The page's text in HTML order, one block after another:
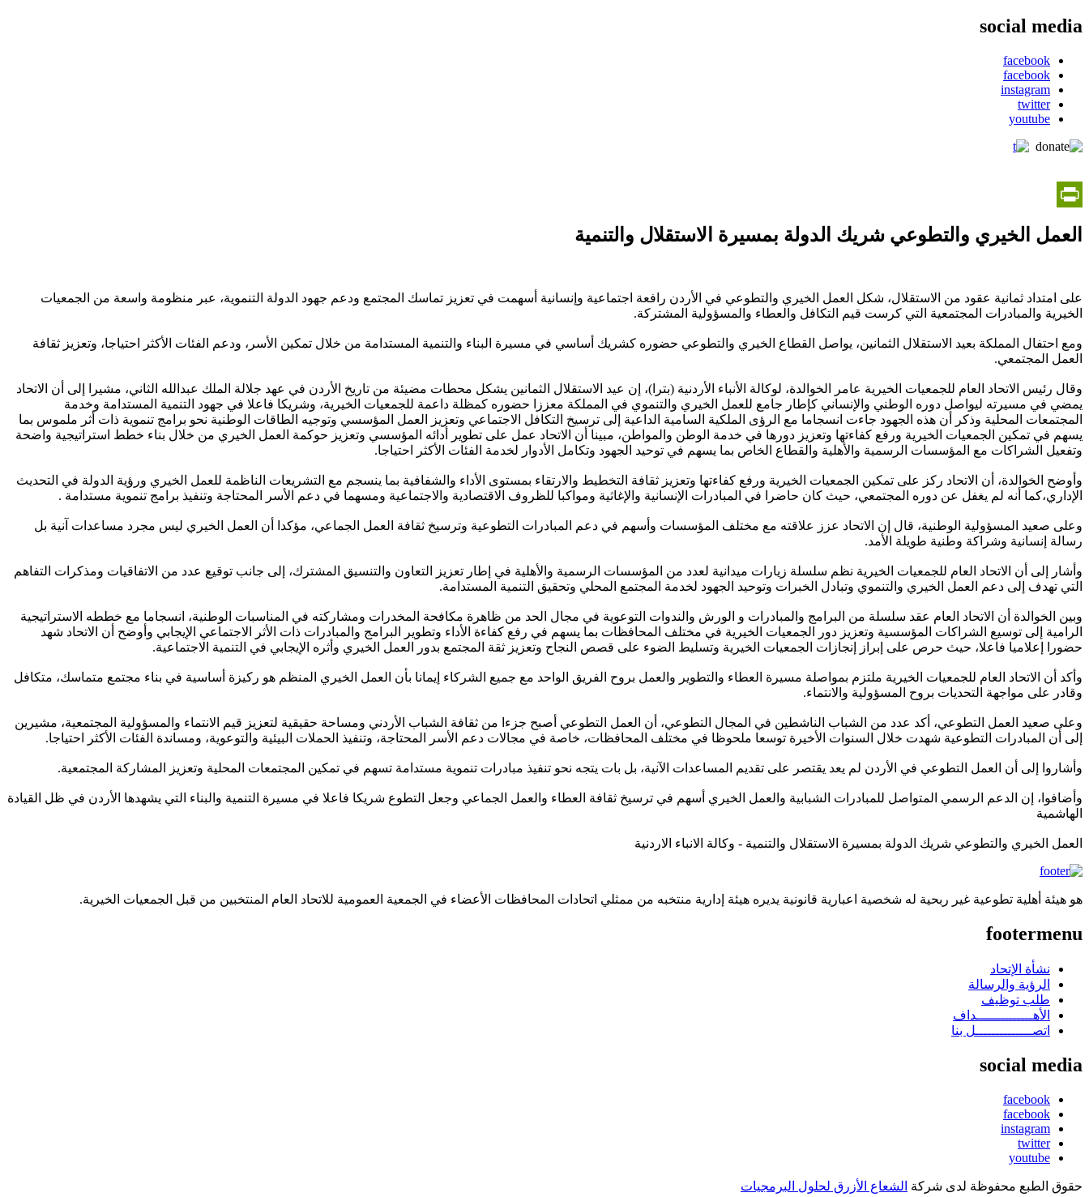
social media
facebook
facebook
instagram
twitter
youtube
العمل الخيري والتطوعي شريك الدولة بمسيرة الاستقلال والتنمية
على امتداد ثمانية عقود من الاستقلال، شكل العمل الخيري والتطوعي في الأردن رافعة اجتماعية وإنسانية أسهمت في تعزيز تماسك المجتمع ودعم جهود الدولة التنموية، عبر منظومة واسعة من الجمعيات
الخيرية والمبادرات المجتمعية التي كرست قيم التكافل والعطاء والمسؤولية المشتركة.
ومع احتفال المملكة بعيد الاستقلال الثمانين، يواصل القطاع الخيري والتطوعي حضوره كشريك أساسي في مسيرة البناء والتنمية المستدامة من خلال تمكين الأسر، ودعم الفئات الأكثر احتياجا، وتعزيز ثقافة
العمل المجتمعي.
وقال رئيس الاتحاد العام للجمعيات الخيرية عامر الخوالدة، لوكالة الأنباء الأردنية (بترا)، إن عيد الاستقلال الثمانين يشكل محطات مضيئة من تاريخ الأردن في عهد جلالة الملك عبدالله الثاني، مشيرا إلى أن الاتحاد
يمضي في مسيرته ليواصل دوره الوطني والإنساني كإطار جامع للعمل الخيري والتنموي في المملكة معززا حضوره كمظلة داعمة للجمعيات الخيرية، وشريكا فاعلا في جهود التنمية المستدامة وخدمة
المجتمعات المحلية وذكر أن هذه الجهود جاءت انسجاما مع الرؤى الملكية السامية الداعية إلى ترسيخ التكافل الاجتماعي وتعزيز العمل المؤسسي وتوجيه الطاقات الوطنية نحو برامج تنموية ذات أثر ملموس بما
يسهم في تمكين الجمعيات الخيرية ورفع كفاءتها وتعزيز دورها في خدمة الوطن والمواطن، مبينا أن الاتحاد عمل على تطوير أدائه المؤسسي وتعزيز حوكمة العمل الخيري من خلال بناء خطط استراتيجية واضحة
وتفعيل الشراكات مع المؤسسات الرسمية والأهلية والقطاع الخاص بما يسهم في توحيد الجهود وتكامل الأدوار لخدمة الفئات الأكثر احتياجا.
وأوضح الخوالدة، أن الاتحاد ركز على تمكين الجمعيات الخيرية ورفع كفاءتها وتعزيز ثقافة التخطيط والارتقاء بمستوى الأداء والشفافية بما ينسجم مع التشريعات الناظمة للعمل الخيري ورؤية الدولة في التحديث
الإداري،كما أنه لم يغفل عن دوره المجتمعي، حيث كان حاضرا في المبادرات الإنسانية والإغاثية ومواكبا للظروف الاقتصادية والاجتماعية ومسهما في دعم الأسر المحتاجة وتنفيذ برامج تنموية مستدامة .
وعلى صعيد المسؤولية الوطنية، قال إن الاتحاد عزز علاقته مع مختلف المؤسسات وأسهم في دعم المبادرات التطوعية وترسيخ ثقافة العمل الجماعي، مؤكدا أن العمل الخيري ليس مجرد مساعدات آنية بل
رسالة إنسانية وشراكة وطنية طويلة الأمد.
وأشار إلى أن الاتحاد العام للجمعيات الخيرية نظم سلسلة زيارات ميدانية لعدد من المؤسسات الرسمية والأهلية في إطار تعزيز التعاون والتنسيق المشترك، إلى جانب توقيع عدد من الاتفاقيات ومذكرات التفاهم
التي تهدف إلى دعم العمل الخيري والتنموي وتبادل الخبرات وتوحيد الجهود لخدمة المجتمع المحلي وتحقيق التنمية المستدامة.
وبين الخوالدة أن الاتحاد العام عقد سلسلة من البرامج والمبادرات و الورش والندوات التوعوية في مجال الحد من ظاهرة مكافحة المخدرات ومشاركته في المناسبات الوطنية، انسجاما مع خططه الاستراتيجية
الرامية إلى توسيع الشراكات المؤسسية وتعزيز دور الجمعيات الخيرية في مختلف المحافظات بما يسهم في رفع كفاءة الأداء وتطوير البرامج والمبادرات ذات الأثر الاجتماعي الإيجابي وأوضح أن الاتحاد شهد
حضورا إعلاميا فاعلا، حيث حرص على إبراز إنجازات الجمعيات الخيرية وتسليط الضوء على قصص النجاح وتعزيز ثقة المجتمع بدور العمل الخيري وأثره الإيجابي في التنمية الاجتماعية.
وأكد أن الاتحاد العام للجمعيات الخيرية ملتزم بمواصلة مسيرة العطاء والتطوير والعمل بروح الفريق الواحد مع جميع الشركاء إيمانا بأن العمل الخيري المنظم هو ركيزة أساسية في بناء مجتمع متماسك، متكافل
وقادر على مواجهة التحديات بروح المسؤولية والانتماء.
وعلى صعيد العمل التطوعي، أكد عدد من الشباب الناشطين في المجال التطوعي، أن العمل التطوعي أصبح جزءا من ثقافة الشباب الأردني ومساحة حقيقية لتعزيز قيم الانتماء والمسؤولية المجتمعية، مشيرين
إلى أن المبادرات التطوعية شهدت خلال السنوات الأخيرة توسعا ملحوظا في مختلف المحافظات، خاصة في مجالات دعم الأسر المحتاجة، وتنفيذ الحملات البيئية والتوعوية، ومساندة الفئات الأكثر احتياجا.
وأشاروا إلى أن العمل التطوعي في الأردن لم يعد يقتصر على تقديم المساعدات الآنية، بل بات يتجه نحو تنفيذ مبادرات تنموية مستدامة تسهم في تمكين المجتمعات المحلية وتعزيز المشاركة المجتمعية.
وأضافوا، إن الدعم الرسمي المتواصل للمبادرات الشبابية والعمل الخيري أسهم في ترسيخ ثقافة العطاء والعمل الجماعي وجعل التطوع شريكا فاعلا في مسيرة التنمية والبناء التي يشهدها الأردن في ظل القيادة
الهاشمية
العمل الخيري والتطوعي شريك الدولة بمسيرة الاستقلال والتنمية - وكالة الانباء الاردنية
هو هيئة أهلية تطوعية غير ربحية له شخصية اعبارية قانونية يديره هيئة إدارية منتخبه من ممثلي اتحادات المحافظات الأعضاء في الجمعية العمومية للاتحاد العام المنتخبين من قبل الجمعيات الخيرية.
footermenu
نشأة الإتحاد
الرؤية والرسالة
طلب توظيف
الأهــــــــــــــداف
اتصــــــــــــــل بنا
social media
facebook
facebook
instagram
twitter
youtube
حقوق الطبع محفوظة لدى شركة الشعاع الأزرق لحلول البرمجيات